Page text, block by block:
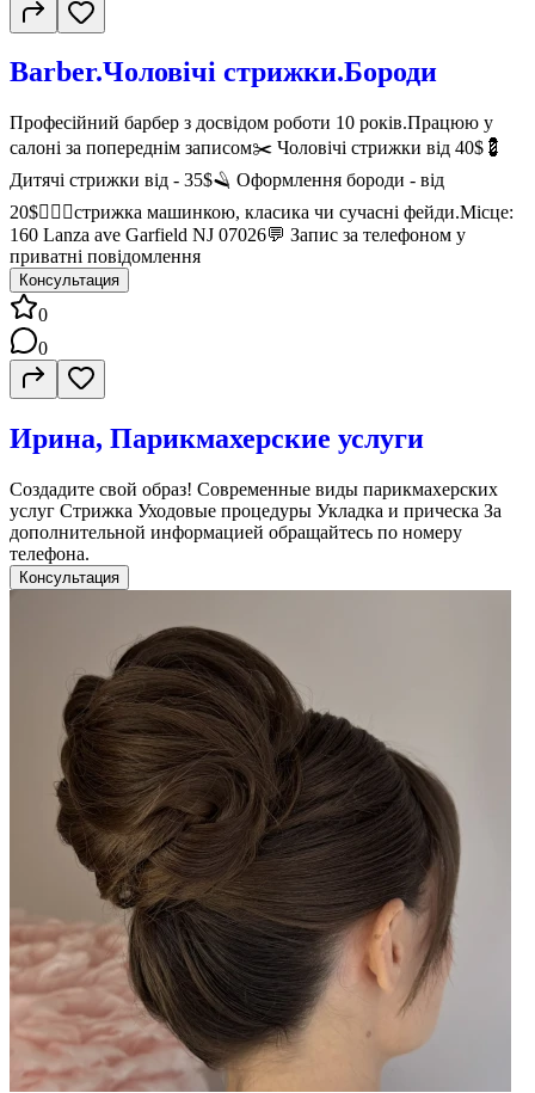
Barber.Чоловічі стрижки.Бороди
Професійний барбер з досвідом роботи 10 років.Працюю у
салоні за попереднім записом✂️ Чоловічі стрижки від 40$💈
Дитячі стрижки від - 35$🪒 Оформлення бороди - від
20$💇🏻‍♂️стрижка машинкою, класика чи сучасні фейди.Місце:
160 Lanza ave Garfield NJ 07026💬 Запис за телефоном у
приватні повідомлення
Консультация
0
0
Ирина, Парикмахерские услуги
Создадите свой образ! Современные виды парикмахерских
услуг Стрижка Уходовые процедуры Укладка и прическа За
дополнительной информацией обращайтесь по номеру
телефона.
Консультация